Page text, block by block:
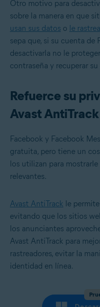
Otro motivo para
sobre la manera en que
usan sus datos o le
sepa que, si su cuenta de
desactivarla no le
contraseña y recuperar
Refuerce su
Avast AntiTrack
Facebook y Facebook
gratuita, pero tiene un
los utilizan para
relevantes.
Avast AntiTrack le
evitando que los sitios
los anunciantes
Avast AntiTrack para
rastreadores, evitar la
identidad en línea.